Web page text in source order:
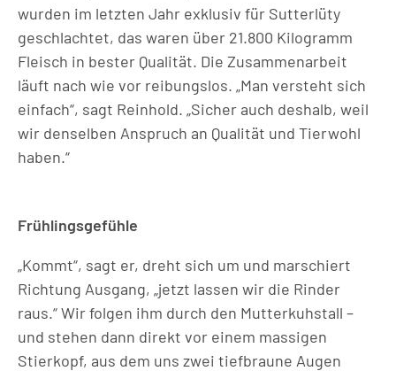
wurden im letzten Jahr exklusiv für Sutterlüty
geschlachtet, das waren über 21.800 Kilogramm
Fleisch in bester Qualität. Die Zusammenarbeit
läuft nach wie vor reibungslos. „Man versteht sich
einfach“, sagt Reinhold. „Sicher auch deshalb, weil
wir denselben Anspruch an Qualität und Tierwohl
haben.“
Frühlingsgefühle
„Kommt“, sagt er, dreht sich um und marschiert
Richtung Ausgang, „jetzt lassen wir die Rinder
raus.“ Wir folgen ihm durch den Mutterkuhstall –
und stehen dann direkt vor einem massigen
Stierkopf, aus dem uns zwei tiefbraune Augen